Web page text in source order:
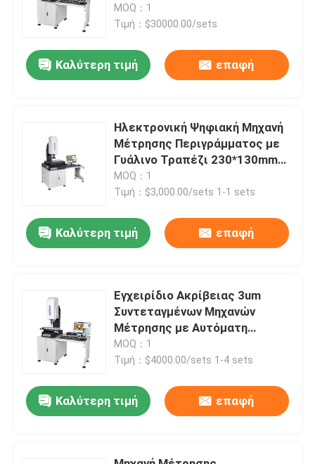
Σπίτι
Βίντεο
Σχετικά με εμάς
Επισκέψεις στο εργοστάσιο
Επικοινωνήστε μαζί μας
Ειδήσεις
Υποθέσεις
CNC όραμα που μετρά τη μηχανή
υψηλής ακρίβειας και
λογισμικό 3D ελέγχου για
MOQ：1
Τιμή：$30000.00/sets
Καλύτερη τιμή επαφή
Ηλεκτρονική Ψηφιακή Μηχανή
Μέτρησης Περιγράμματος με
Γυάλινο Τραπέζι 230*130mm
και Ακρίβεια 3+L/200μm για
Εξαρτήματα Ακριβείας -
MOQ：1
Τιμή：$3,000.00/sets 1-1 sets
Καλύτερη τιμή επαφή
Εγχειρίδιο Ακρίβειας 3um
Συντεταγμένων Μηχανών
Μέτρησης με Αυτόματη
Εστίαση για Δοκιμή
Μεταλλικών Καλουπιών
MOQ：1
Τιμή：$4000.00/sets 1-4 sets
Καλύτερη τιμή επαφή